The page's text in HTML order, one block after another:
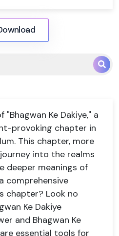
Ke Dakiye," a
provoking chapter in
This chapter, more
into the realms
deeper meanings of
comprehensive
chapter? Look no
Ke Dakiye
and Bhagwan Ke
essential tools for